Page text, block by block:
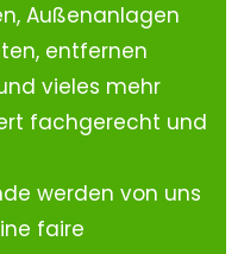
Außenanlagen
entfernen
vieles mehr
fachgerecht und
werden von uns
faire